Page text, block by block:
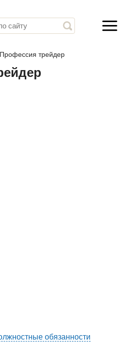
Профессия трейдер
обязанности